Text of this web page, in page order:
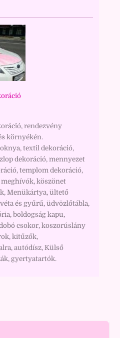
rendezvény
környékén.
textil dekoráció,
dekoráció, mennyezet
templom dekoráció,
köszönet
Menükártya, ültető
és gyűrű, üdvözlőtábla,
boldogság kapu,
csokor, koszorúslány
kitűzők,
autódísz, Külső
gyertyatartók.